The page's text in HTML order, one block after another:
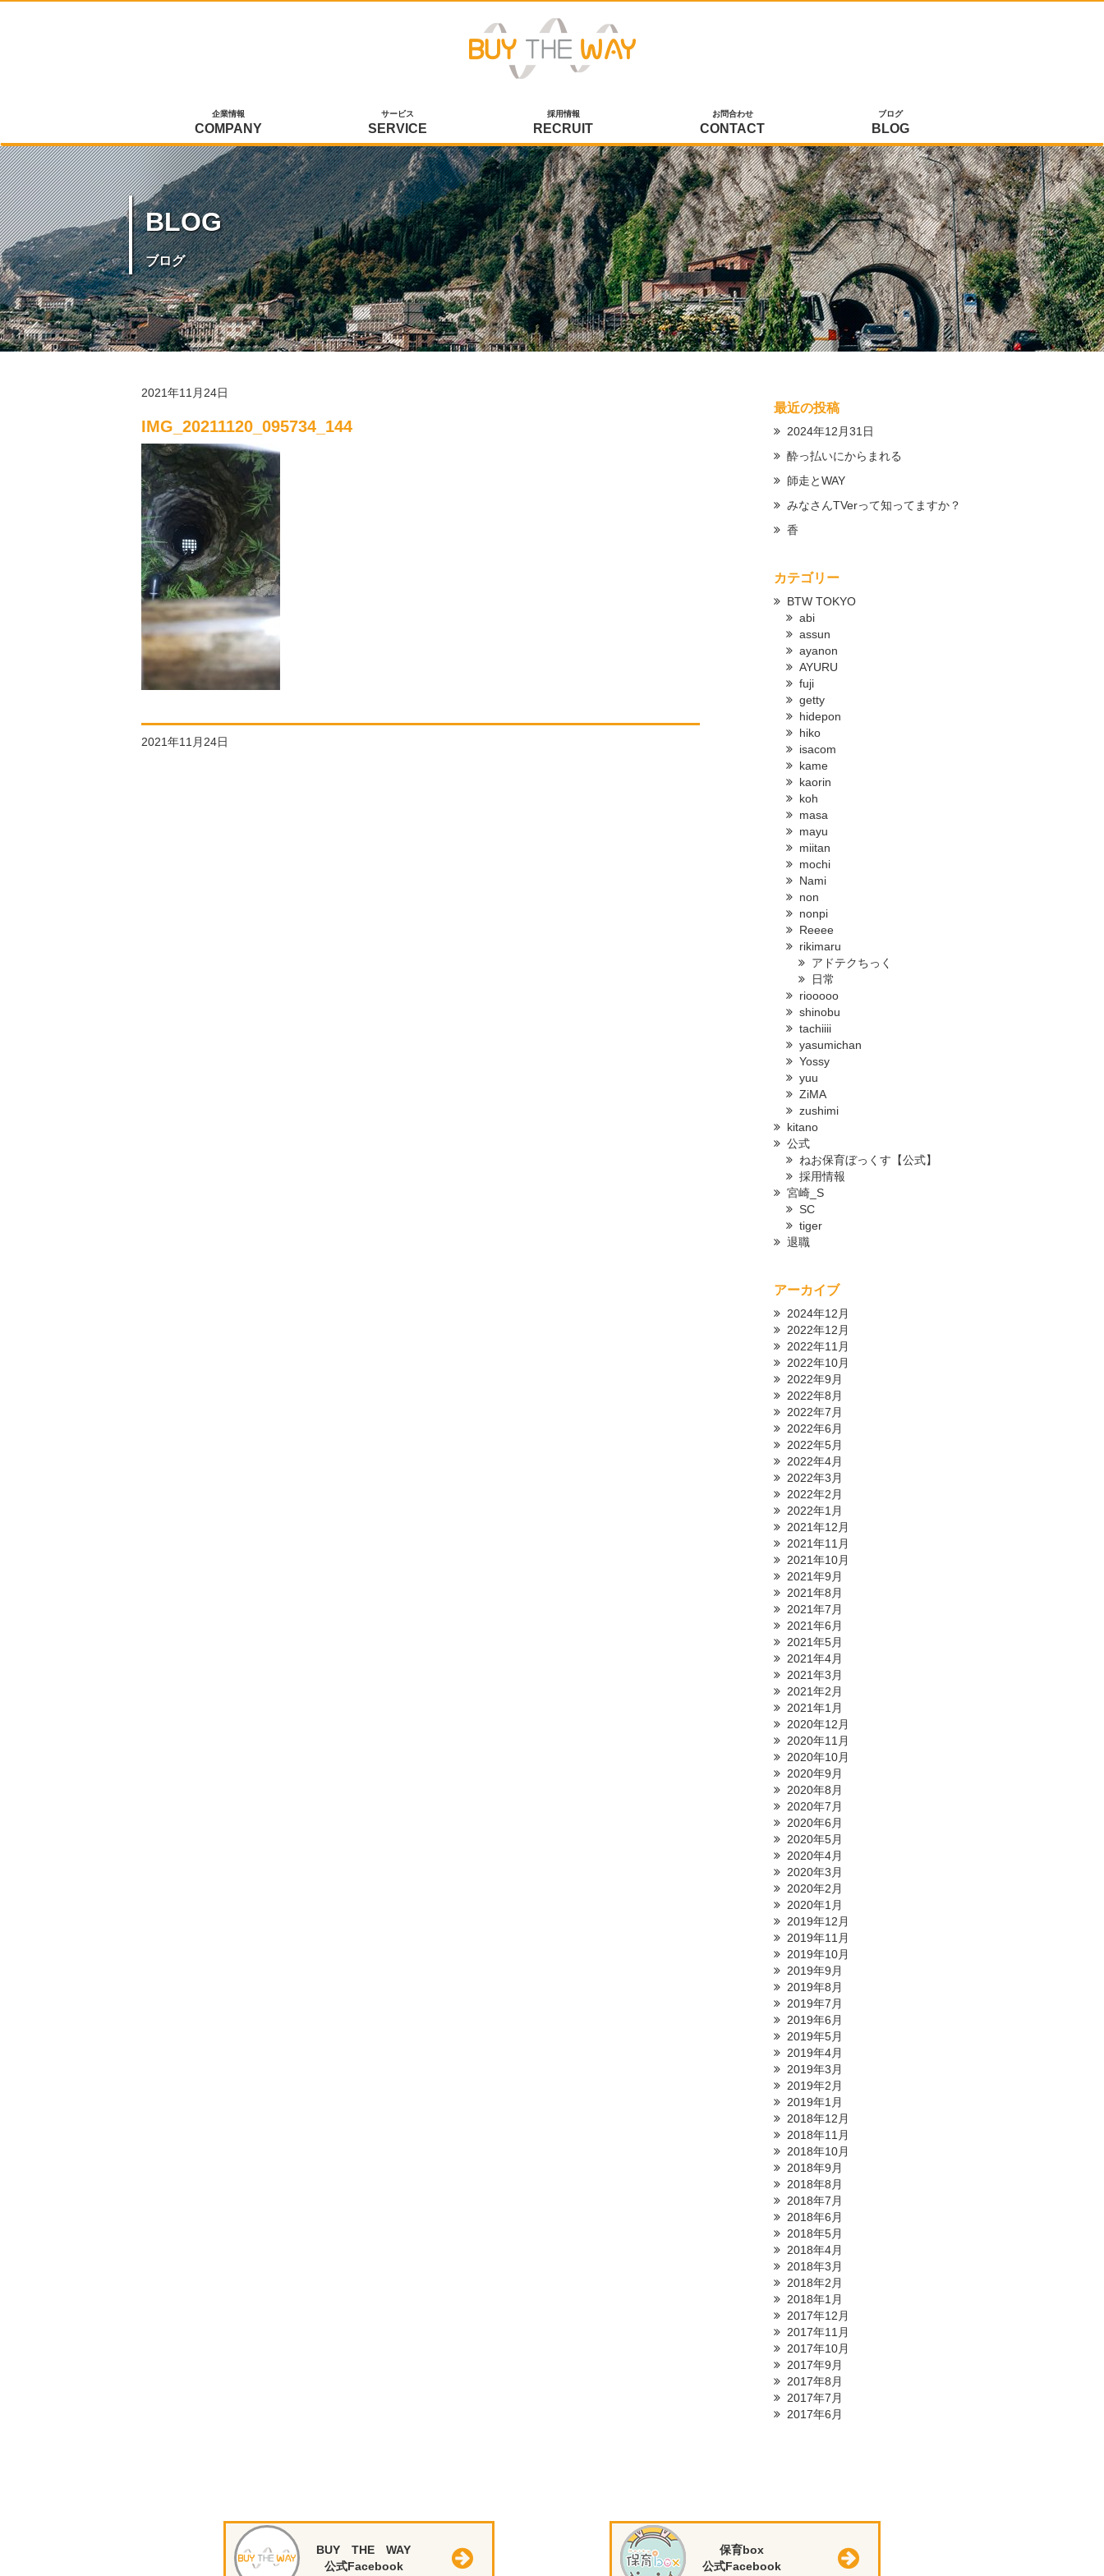
企業情報
COMPANY
サービス
SERVICE
採用情報
RECRUIT
お問合わせ
CONTACT
ブログ
BLOG
BLOG
ブログ
2021年11月24日
IMG_20211120_095734_144
2021年11月24日
最近の投稿
2024年12月31日
酔っ払いにからまれる
師走とWAY
みなさんTVerって知ってますか？
香
カテゴリー
BTW TOKYO
abi
assun
ayanon
AYURU
fuji
getty
hidepon
hiko
isacom
kame
kaorin
koh
masa
mayu
miitan
mochi
Nami
non
nonpi
Reeee
rikimaru
アドテクちっく
日常
riooooo
shinobu
tachiiii
yasumichan
Yossy
yuu
ZiMA
zushimi
kitano
公式
ねお保育ぼっくす【公式】
採用情報
宮崎_S
SC
tiger
退職
アーカイブ
2024年12月
2022年12月
2022年11月
2022年10月
2022年9月
2022年8月
2022年7月
2022年6月
2022年5月
2022年4月
2022年3月
2022年2月
2022年1月
2021年12月
2021年11月
2021年10月
2021年9月
2021年8月
2021年7月
2021年6月
2021年5月
2021年4月
2021年3月
2021年2月
2021年1月
2020年12月
2020年11月
2020年10月
2020年9月
2020年8月
2020年7月
2020年6月
2020年5月
2020年4月
2020年3月
2020年2月
2020年1月
2019年12月
2019年11月
2019年10月
2019年9月
2019年8月
2019年7月
2019年6月
2019年5月
2019年4月
2019年3月
2019年2月
2019年1月
2018年12月
2018年11月
2018年10月
2018年9月
2018年8月
2018年7月
2018年6月
2018年5月
2018年4月
2018年3月
2018年2月
2018年1月
2017年12月
2017年11月
2017年10月
2017年9月
2017年8月
2017年7月
2017年6月
BUY THE WAY
公式Facebook
保育box
公式Facebook